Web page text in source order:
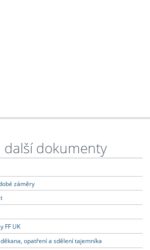
další dokumenty
záměry
FF UK
opatření a sdělení tajemníka